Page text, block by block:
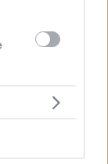
4.564
Χαλκιδικής
3ος